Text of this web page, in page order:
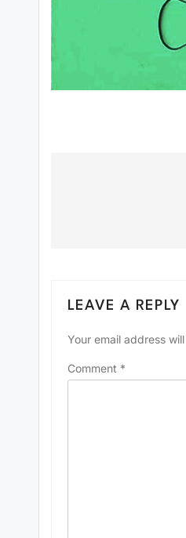
LEAVE A REPLY
Your email address
Comment *